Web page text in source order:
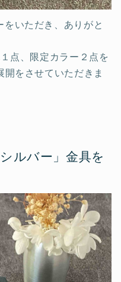
いただき、ありがと
点、限定カラー２点を
をさせていただきま
ルバー」金具を